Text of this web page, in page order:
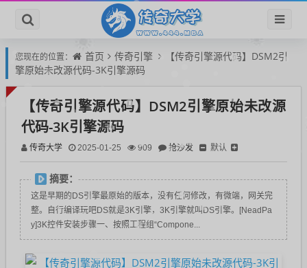
您现在的位置： 首页 传奇引擎
【传奇引擎源代码】DSM2引
擎原始未改源代码-3K引擎源码
【传奇引擎源代码】DSM2引擎原始未改源
代码-3K引擎源码
传奇大学 2025-01-25 909 抢沙发 默认
摘要：
这是早期的DS引擎最原始的版本，没有任何修改，有微端，网关完
整。自行编译玩吧DS就是3K引擎，3K引擎就叫DS引擎。[NeadPa
y]3K控件安装步骤一、按照工程组“Compone...